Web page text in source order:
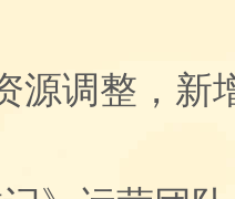
源调整，新